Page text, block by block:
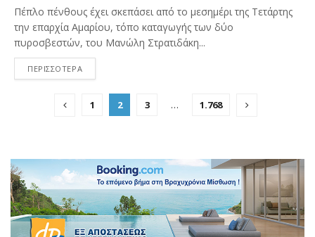
Πέπλο πένθους έχει σκεπάσει από το μεσημέρι της Τετάρτης
την επαρχία Αμαρίου, τόπο καταγωγής των δύο
πυροσβεστών, του Μανώλη Στρατιδάκη...
ΠΕΡΙΣΣΟΤΕΡΑ
1 2 3 … 1.768